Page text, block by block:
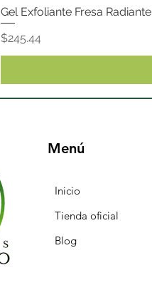
Gel Exfoliante Fresa Radiante
Precio
$245.44
Menú
Inicio
Tienda oficial
Blog